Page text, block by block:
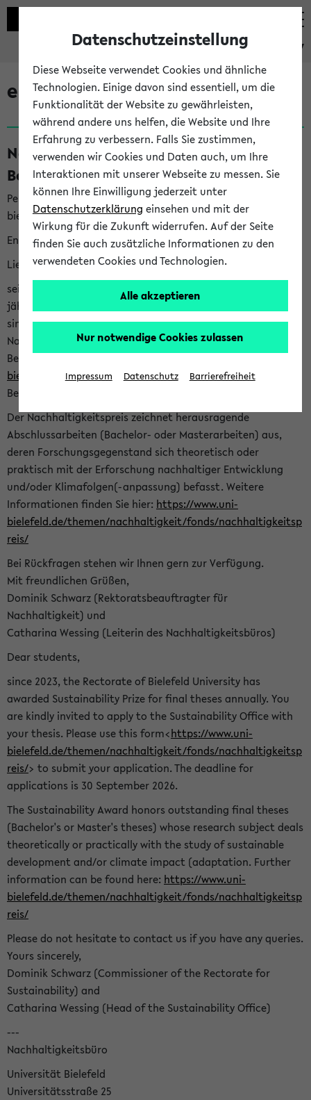
eKVV
eKVV News
Nachhaltigkeitspreis 2026:
Bewerbungsphase gestartet (06.08.26)
Per E-Mail eingestellt von nachhaltigkeitsbuero@uni-
bielefeld.de an den Verteiler 'Alle Studierenden':
English version below
Liebe Studierende,
seit 2023 verleiht das Rektorat der Universität Bielefeld
jährlich den Nachhaltigkeitspreis für Abschlussarbeiten. Sie
sind herzlich eingeladen sich mit Ihrer Abschlussarbeit beim
Nachhaltigkeitsbüro zu bewerben. Bitte nutzen Sie für Ihre
Bewerbung dieses Formular<https://formulare.uni-
bielefeld.de/frontend-server/form/provide/913/>. Die
Bewerbungsfrist endet am 30.09.2026.
Der Nachhaltigkeitspreis zeichnet herausragende
Abschlussarbeiten (Bachelor- oder Masterarbeiten) aus,
deren Forschungsgegenstand sich theoretisch oder
praktisch mit der Erforschung nachhaltiger Entwicklung
und/oder Klimafolgen(-anpassung) befasst. Weitere
Informationen finden Sie hier: https://www.uni-
bielefeld.de/themen/nachhaltigkeit/fonds/nachhaltigkeitsp
reis/
Bei Rückfragen stehen wir Ihnen gern zur Verfügung.
Mit freundlichen Grüßen,
Dominik Schwarz (Rektoratsbeauftragter für
Nachhaltigkeit) und
Catharina Wessing (Leiterin des Nachhaltigkeitsbüros)
Dear students,
since 2023, the Rectorate of Bielefeld University has
awarded Sustainability Prize for final theses annually. You
are kindly invited to apply to the Sustainability Office with
your thesis. Please use this form<https://www.uni-
bielefeld.de/themen/nachhaltigkeit/fonds/nachhaltigkeitsp
reis/> to submit your application. The deadline for
applications is 30 September 2026.
The Sustainability Award honors outstanding final theses
(Bachelor's or Master's theses) whose research subject deals
theoretically or practically with the study of sustainable
development and/or climate impact (adaptation. Further
information can be found here: https://www.uni-
bielefeld.de/themen/nachhaltigkeit/fonds/nachhaltigkeitsp
reis/
Please do not hesitate to contact us if you have any queries.
Yours sincerely,
Dominik Schwarz (Commissioner of the Rectorate for
Sustainability) and
Catharina Wessing (Head of the Sustainability Office)
---
Nachhaltigkeitsbüro
Universität Bielefeld
Universitätsstraße 25
Datenschutzeinstellung
Diese Webseite verwendet Cookies und ähnliche
Technologien. Einige davon sind essentiell, um die
Funktionalität der Website zu gewährleisten,
während andere uns helfen, die Website und Ihre
Erfahrung zu verbessern. Falls Sie zustimmen,
verwenden wir Cookies und Daten auch, um Ihre
Interaktionen mit unserer Webseite zu messen. Sie
können Ihre Einwilligung jederzeit unter
Datenschutzerklärung einsehen und mit der
Wirkung für die Zukunft widerrufen. Auf der Seite
finden Sie auch zusätzliche Informationen zu den
verwendeten Cookies und Technologien.
Alle akzeptieren
Nur notwendige Cookies zulassen
Impressum Datenschutz Barrierefreiheit